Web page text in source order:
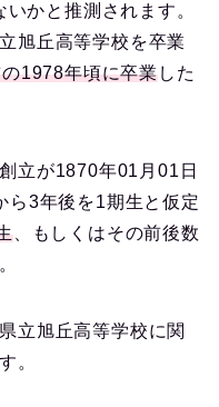
いかと推測されます。
旭丘高等学校を卒業
1978年頃に卒業した
立が1870年01月01日
ら3年後を1期生と仮定
、もしくはその前後数
立旭丘高等学校に関
。